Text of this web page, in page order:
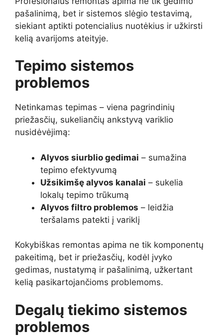
pašalinimą, bet ir sistemos slėgio testavimą,
siekiant aptikti potencialius nuotėkius ir užkirsti
kelią avarijoms ateityje.
Tepimo sistemos
problemos
Netinkamas tepimas – viena pagrindinių
priežasčių, sukeliančių ankstyvą variklio
nusidėvėjimą:
Alyvos siurblio gedimai – sumažina
tepimo efektyvumą
Užsikimšę alyvos kanalai – sukelia
lokalų tepimo trūkumą
Alyvos filtro problemos – leidžia
teršalams patekti į variklį
Kokybiškas remontas apima ne tik komponentų
pakeitimą, bet ir priežasčių, kodėl įvyko
gedimas, nustatymą ir pašalinimą, užkertant
kelią pasikartojančioms problemoms.
Degalų tiekimo sistemos
problemos